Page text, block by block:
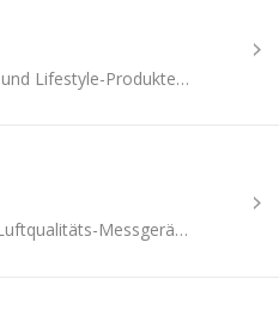
PETLIBRO konzentriert sich darauf, die besten Technik- und Lifestyle-Produkte für Haustierbesitzer und ihre Lieblingstiere zu schaffen.
Mit TopCashback sparst Du im air-Q Shop bei smarten Luftqualitäts-Messgeräten bares Geld – Dein Cashback wird automatisch erfasst.